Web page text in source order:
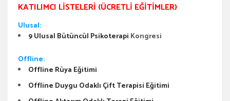
KATILIMCI LISTELERI (ÜCRETLI EĞITIMLER)
Ulusal:
9 Ulusal Bütüncül Psikoterapi Kongresi
Offline:
Offline Rüya Eğitimi
Offline Duygu Odaklı Çift Terapisi Eğitimi